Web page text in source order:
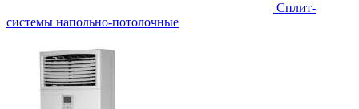
Сплит-
системы напольно-потолочные